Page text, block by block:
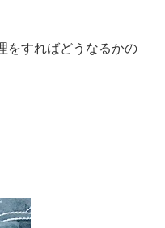
をすればどうなるかの